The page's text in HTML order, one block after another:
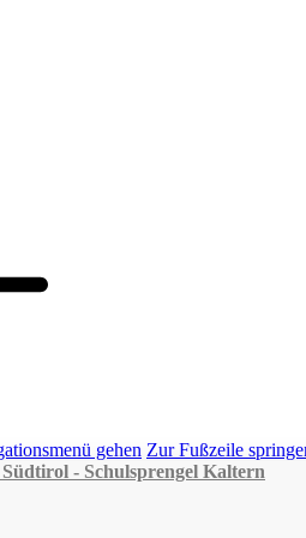
gehen Zur Fußzeile
- Schulsprengel Kaltern